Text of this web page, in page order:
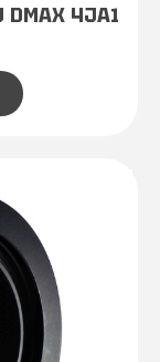
4JA1